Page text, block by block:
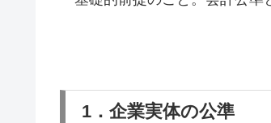
1．企業実体の公準